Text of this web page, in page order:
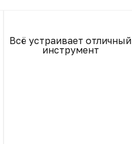
Всё устраивает отличный
инструмент